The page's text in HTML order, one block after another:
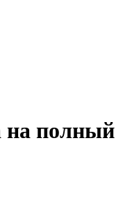
на полный